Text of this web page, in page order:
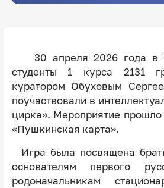
30 апреля 2026 года в
студенты 1 курса 2131
куратором Обуховым
поучаствовали в
цирка». Мероприятие прошло
«Пушкинская карта».
Игра была посвящена
основателям первого
родоначальникам